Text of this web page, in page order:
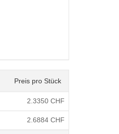
Preis pro Stück
2.3350 CHF
2.6884 CHF